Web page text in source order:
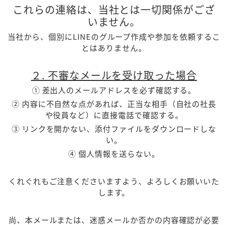
これらの連絡は、当社とは一切関係がござ
いません。
当社から、個別にLINEのグループ作成や参加を依頼するこ
とはありません。
２. 不審なメールを受け取った場合
① 差出人のメールアドレスを必ず確認する。
② 内容に不自然な点があれば、正当な相手（自社の社長
や役員など）に直接電話で確認する。
③ リンクを開かない、添付ファイルをダウンロードしな
い。
④ 個人情報を送らない。
くれぐれもご注意くださいますよう、よろしくお願いいた
します。
尚、本メールまたは、迷惑メールか否かの内容確認が必要